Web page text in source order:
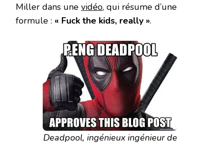
Miller dans une vidéo, qui résume d’une
formule : « Fuck the kids, really ».
Deadpool, ingénieux ingénieur de